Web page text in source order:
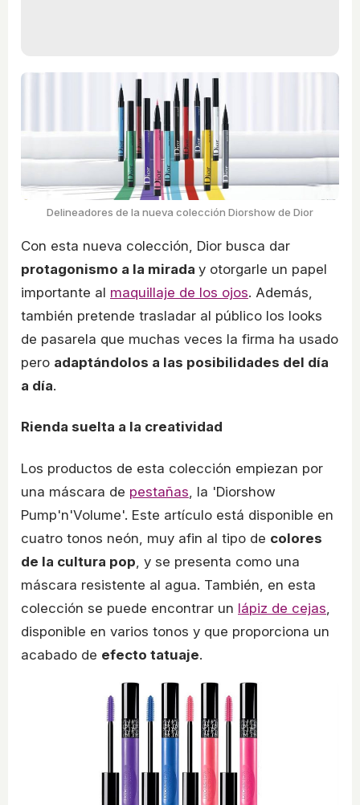
Delineadores de la nueva colección Diorshow de Dior
Con esta nueva colección, Dior busca dar
protagonismo a la mirada y otorgarle un papel
importante al maquillaje de los ojos. Además,
también pretende trasladar al público los looks
de pasarela que muchas veces la firma ha usado
pero adaptándolos a las posibilidades del día
a día.
Rienda suelta a la creatividad
Los productos de esta colección empiezan por
una máscara de pestañas, la 'Diorshow
Pump'n'Volume'. Este artículo está disponible en
cuatro tonos neón, muy afin al tipo de colores
de la cultura pop, y se presenta como una
máscara resistente al agua. También, en esta
colección se puede encontrar un lápiz de cejas,
disponible en varios tonos y que proporciona un
acabado de efecto tatuaje.